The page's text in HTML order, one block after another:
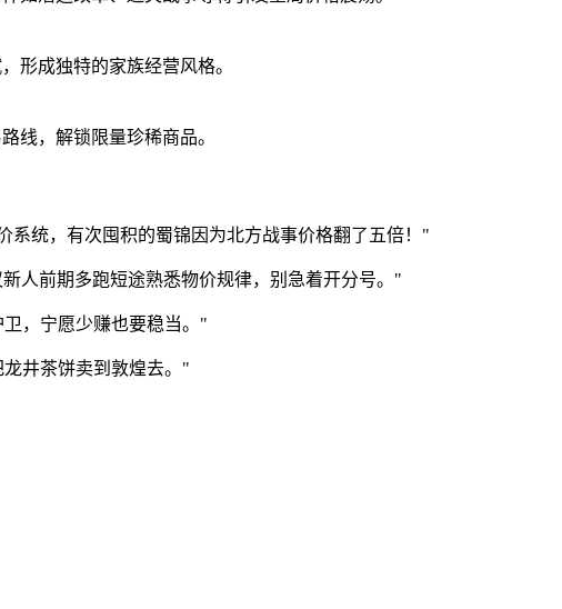
形成独特的家族经营风格。
线，解锁限量珍稀商品。
系统，有次囤积的蜀锦因为北方战事价格翻了五倍！"
人前期多跑短途熟悉物价规律，别急着开分号。"
，宁愿少赚也要稳当。"
井茶饼卖到敦煌去。"